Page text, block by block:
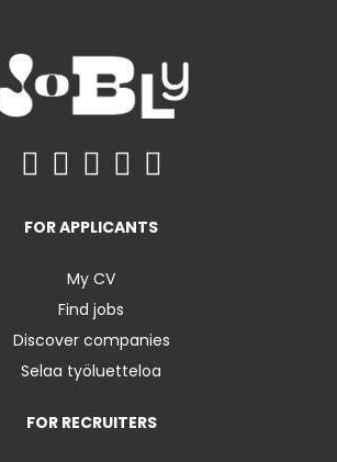
FOR APPLICANTS
My CV
Find jobs
Discover companies
Selaa työluetteloa
FOR RECRUITERS